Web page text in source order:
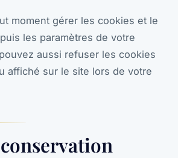
moment gérer les cookies et le
les paramètres de votre
aussi refuser les cookies
affiché sur le site lors de votre